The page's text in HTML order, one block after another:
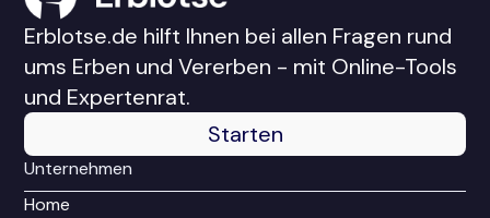
Erblotse.de hilft Ihnen bei allen Fragen rund
ums Erben und Vererben - mit Online-Tools
und Expertenrat.
Starten
Unternehmen
Home